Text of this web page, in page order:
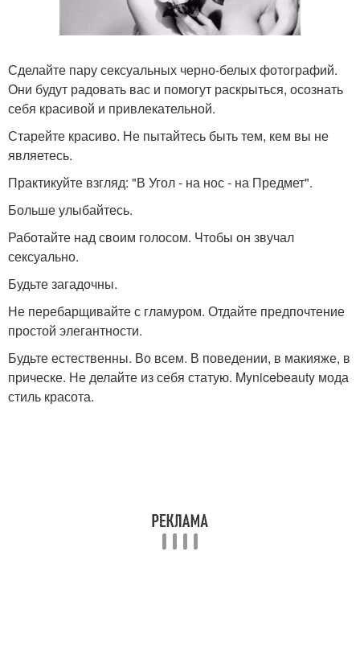
Сделайте пару сексуальных черно-белых фотографий.
Они будут радовать вас и помогут раскрыться, осознать
себя красивой и привлекательной.
Старейте красиво. Не пытайтесь быть тем, кем вы не
являетесь.
Практикуйте взгляд: "В Угол - на нос - на Предмет".
Больше улыбайтесь.
Работайте над своим голосом. Чтобы он звучал
сексуально.
Будьте загадочны.
Не перебарщивайте с гламуром. Отдайте предпочтение
простой элегантности.
Будьте естественны. Во всем. В поведении, в макияже, в
прическе. Не делайте из себя статую. Mynicebeauty мода
стиль красота.